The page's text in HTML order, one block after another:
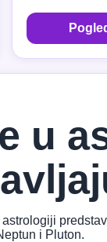
u
i Pluton.